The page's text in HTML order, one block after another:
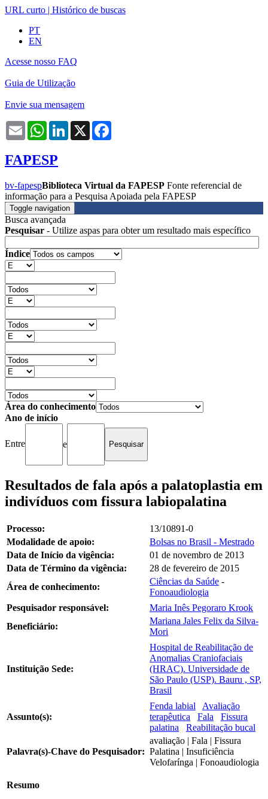
URL curto | Histórico de buscas
PT
EN
Acesse nosso FAQ
Guia de Utilização
Envie sua mensagem
Email WhatsAppLinkedIn
X
FAPESP
bv-fapespBiblioteca Virtual da FAPESP Fonte referencial de
informação para a Pesquisa Apoiada pela FAPESP
Toggle navigation
Busca avançada
Pesquisar - Utilize aspas para obter um resultado mais específico
Índice
Área do conhecimento
Ano de início
Entre e
Resultados de fala após a palatoplastia em
indivíduos com fissura labiopalatina
Processo:
13/10891-0
Modalidade de apoio:
Bolsas no Brasil - Mestrado
Data de Início da vigência:
01 de novembro de 2013
Data de Término da vigência:
28 de fevereiro de 2015
Área de conhecimento:
Ciências da Saúde -
Fonoaudiologia
Pesquisador responsável:
Maria Inês Pegoraro Krook
Beneficiário:
Mariana Jales Felix da Silva-
Mori
Instituição Sede:
Hospital de Reabilitação de
Anomalias Craniofaciais
(HRAC). Universidade de
São Paulo (USP). Bauru , SP,
Brasil
Assunto(s):
Fenda labial
Avaliação
terapêutica
Fala
Fissura
palatina
Reabilitação bucal
Palavra(s)-Chave do Pesquisador:
avaliação | Fala | Fissura
Palatina | Insuficiência
Velofarínga | Fonoaudiologia
Resumo